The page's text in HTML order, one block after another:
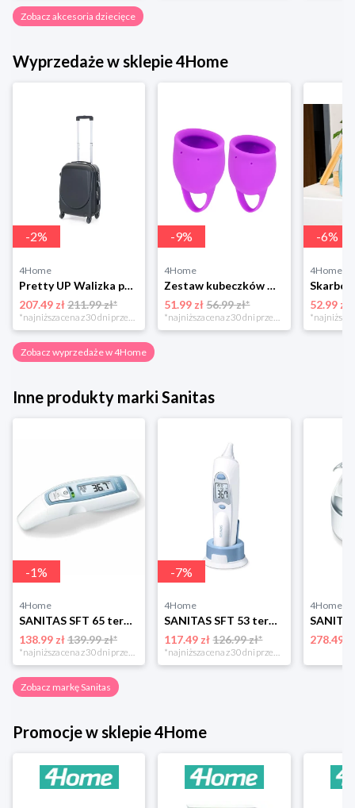
Zobacz akcesoria dziecięce
Wyprzedaże w sklepie 4Home
-2%
4Home
Pretty UP Walizka podróżna z tworzywa sztucznego ABS16 S, czarny Pretty Up
207.49 zł211.99 zł*
-9%
4Home
Zestaw kubeczków menstruacyjnych, 2 szt. 4-Home
51.99 zł 56.99 zł*
-6%
4Home
52.99 zł
Zobacz wyprzedaże w 4Home
Inne produkty marki Sanitas
-1%
4Home
SANITAS SFT 65 termometr wielofunkcyjny 6w1 Sanitas
138.99 zł139.99 zł*
*najniższa cena z 30 dni przed obniżką
-7%
4Home
SANITAS SFT 53 termometr cyfrowy do ucha Sanitas
117.49 zł 126.99 zł*
*najniższa cena z 30 dni przed obniżką
4Home
278.49 zł
Zobacz markę Sanitas
Promocje w sklepie 4Home